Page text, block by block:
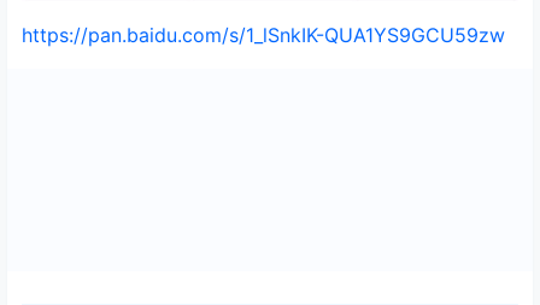
https://pan.baidu.com/s/1_lSnkIK-QUA1YS9GCU59zw